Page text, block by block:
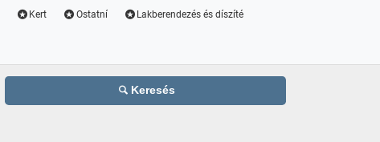
Kert Ostatní Lakberendezés és díszíté
Keresés